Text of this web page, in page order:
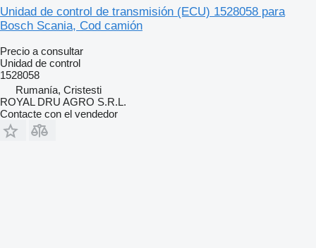
Unidad de control de transmisión (ECU) 1528058 para
Bosch Scania, Cod camión
Precio a consultar
Unidad de control
1528058
Rumanía, Cristesti
ROYAL DRU AGRO S.R.L.
Contacte con el vendedor